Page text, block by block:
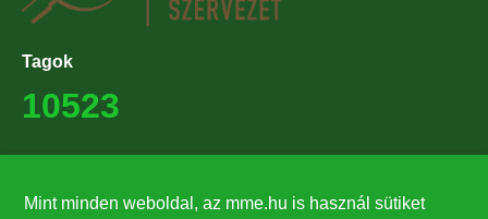
Tagok
10523
Mint minden weboldal, az mme.hu is használ sütiket